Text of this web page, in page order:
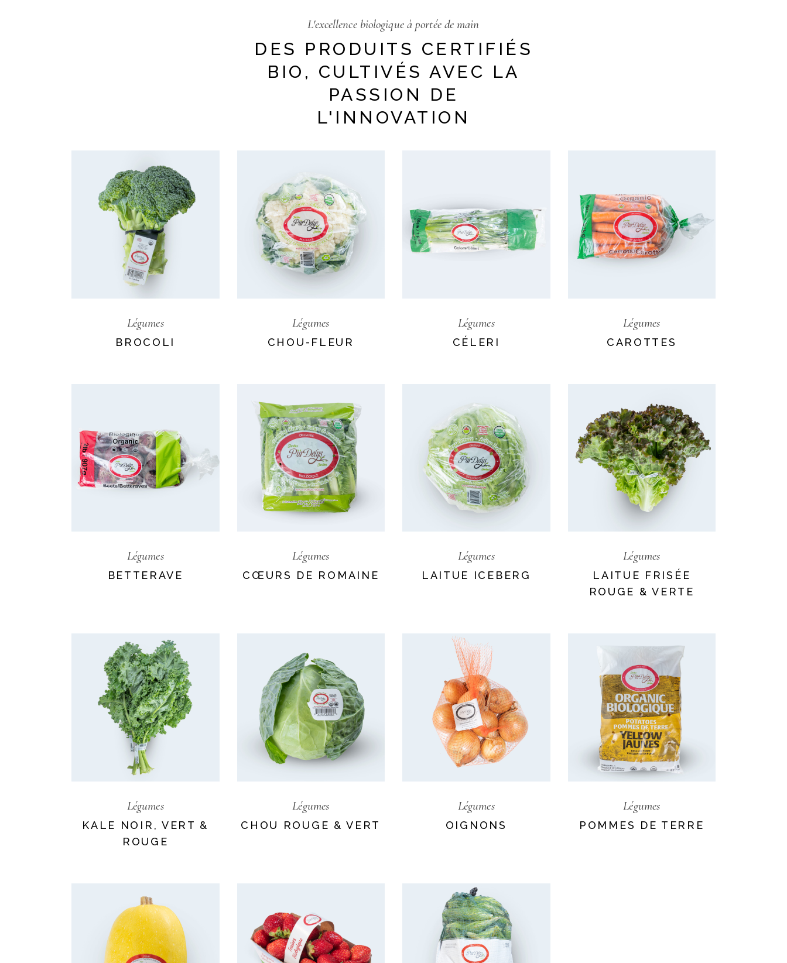
L'excellence biologique à portée de main
DES PRODUITS CERTIFIÉS
BIO, CULTIVÉS AVEC LA
PASSION DE
L'INNOVATION
Légumes
BROCOLI
Légumes
CHOU-FLEUR
Légumes
CÉLERI
Légumes
CAROTTES
Légumes
BETTERAVE
Légumes
CŒURS DE ROMAINE
Légumes
LAITUE ICEBERG
Légumes
LAITUE FRISÉE
ROUGE & VERTE
Légumes
KALE NOIR, VERT &
ROUGE
Légumes
CHOU ROUGE & VERT
Légumes
OIGNONS
Légumes
POMMES DE TERRE